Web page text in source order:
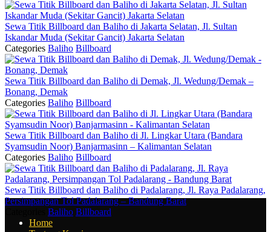
Sewa Titik Billboard dan Baliho di Jakarta Selatan, Jl. Sultan
Iskandar Muda (Sekitar Gancit) Jakarta Selatan
Categories Baliho Billboard
Sewa Titik Billboard dan Baliho di Demak, Jl. Wedung/Demak –
Bonang, Demak
Categories Baliho Billboard
Sewa Titik Billboard dan Baliho di Jl. Lingkar Utara (Bandara
Syamsudin Noor) Banjarmasinn – Kalimantan Selatan
Categories Baliho Billboard
Sewa Titik Billboard dan Baliho di Padalarang, Jl. Raya Padalarang,
Persimpangan Tol Padalarang – Bandung Barat
Baliho Billboard
Home